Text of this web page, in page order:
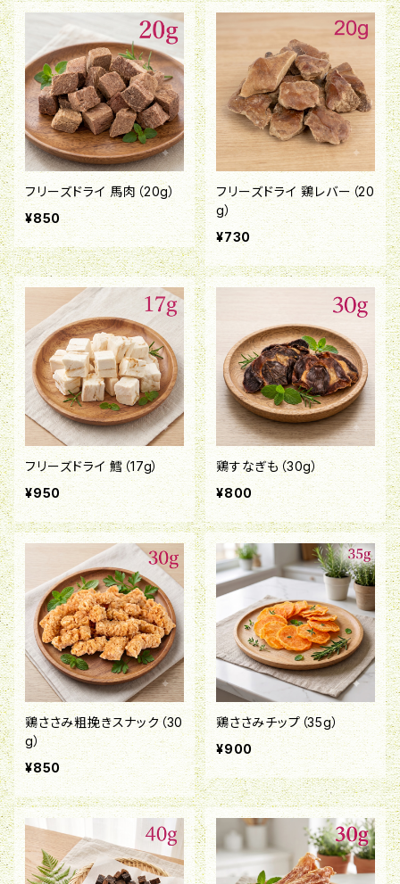
フリーズドライ 馬肉（20g）
¥850
フリーズドライ 鶏レバー（20
g）
¥730
フリーズドライ 鱈（17g）
¥950
鶏すなぎも（30g）
¥800
鶏ささみ粗挽きスナック（30
g）
¥850
鶏ささみチップ（35g）
¥900